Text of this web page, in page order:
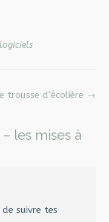
logiciels
trousse d’écolière →
les mises à
suivre tes